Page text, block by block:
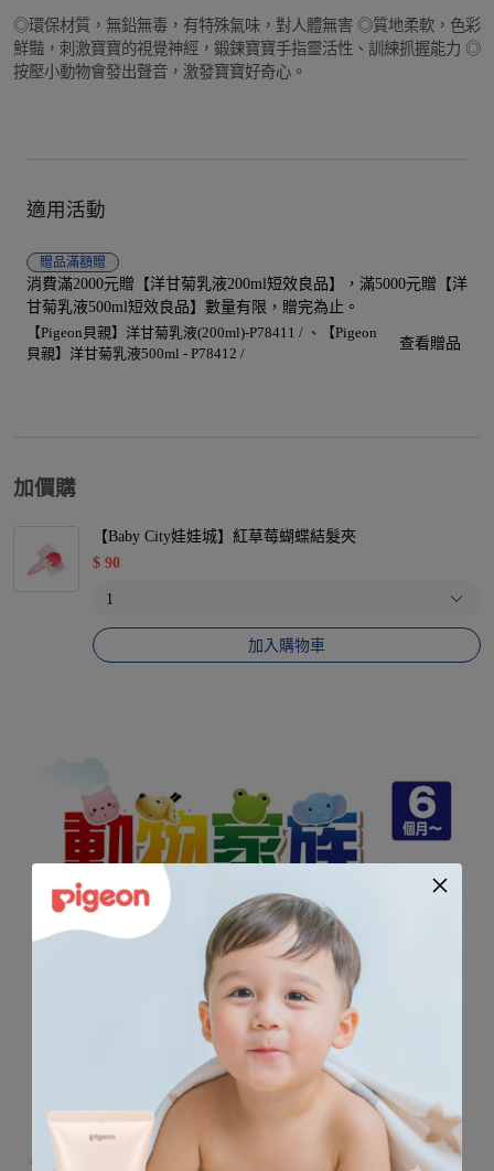
◎環保材質，無鉛無毒，有特殊氣味，對人體無害 ◎質地柔軟，色彩
鮮豔，刺激寶寶的視覺神經，鍛鍊寶寶手指靈活性、訓練抓握能力 ◎
按壓小動物會發出聲音，激發寶寶好奇心。
適用活動
贈品滿額贈
消費滿2000元贈【洋甘菊乳液200ml短效良品】，滿5000元贈【洋
甘菊乳液500ml短效良品】數量有限，贈完為止。
【Pigeon貝親】洋甘菊乳液(200ml)-P78411 /
【Pigeon
貝親】洋甘菊乳液500ml - P78412 /
查看贈品
加價購
【Baby City娃娃城】紅草莓蝴蝶結髮夾
$ 90
加入購物車